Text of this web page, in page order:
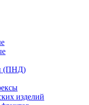
(ПНД)
изделий